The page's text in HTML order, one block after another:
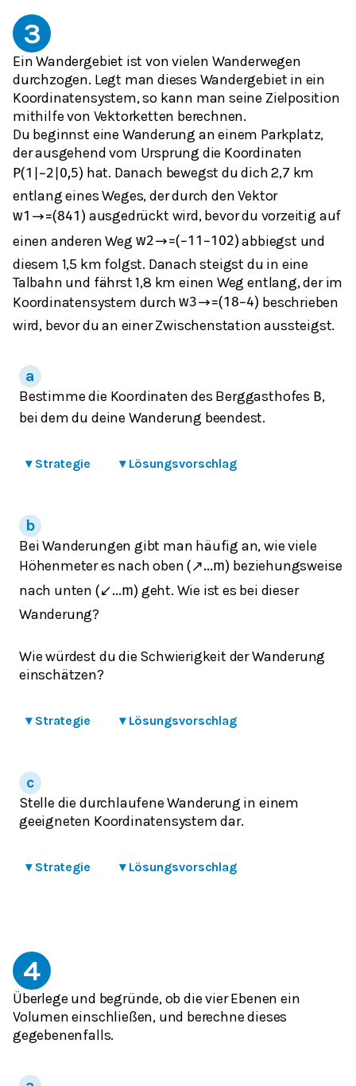
3
Ein Wandergebiet ist von vielen Wanderwegen
durchzogen. Legt man dieses Wandergebiet in ein
Koordinatensystem, so kann man seine Zielposition
mithilfe von Vektorketten berechnen.
Du beginnst eine Wanderung an einem Parkplatz,
der ausgehend vom Ursprung die Koordinaten
P(1 −2 0,5) hat. Danach bewegst du dich 2,7 km
entlang eines Weges, der durch den Vektor
w1 →=(841 ) ausgedrückt wird, bevor du vorzeitig auf
einen anderen Weg w2→=(−11 −102) abbiegst und
diesem 1,5 km folgst. Danach steigst du in eine
Talbahn und fährst 1,8 km einen Weg entlang, der im
Koordinatensystem durchw3→=(18−4) beschrieben
wird, bevor du an einer Zwischenstation aussteigst.
Bestimme die Koordinaten des Berggasthofes B,
bei dem du deine Wanderung beendest.
▾ Strategie ▾ Lösungsvorschlag
Bei Wanderungen gibt man häufig an, wie viele
Höhenmeter es nach oben(↗...m) beziehungsweise
nach unten (↙...m) geht. Wie ist es bei dieser
Wanderung?
Wie würdest du die Schwierigkeit der Wanderung
einschätzen?
▾ Strategie ▾ Lösungsvorschlag
Stelle die durchlaufene Wanderung in einem
geeigneten Koordinatensystem dar.
▾ Strategie ▾ Lösungsvorschlag
4
Überlege und begründe, ob die vier Ebenen ein
Volumen einschließen, und berechne dieses
gegebenenfalls.